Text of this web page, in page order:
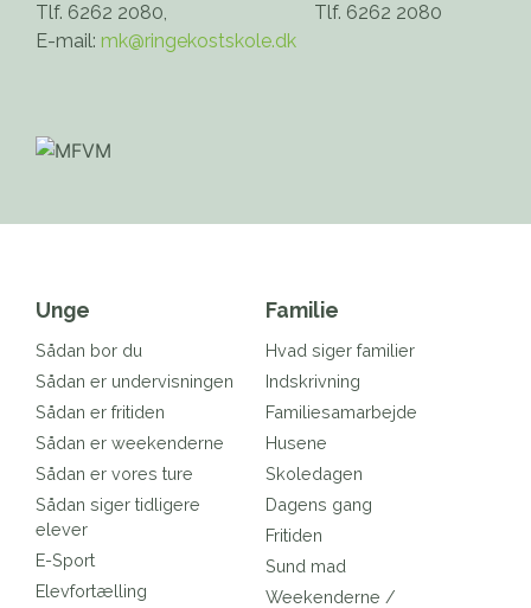
Tlf. 6262 2080,
E-mail: mk@ringekostskole.dk
Tlf. 6262 2080
Unge
Sådan bor du
Sådan er undervisningen
Sådan er fritiden
Sådan er weekenderne
Sådan er vores ture
Sådan siger tidligere
elever
E-Sport
Elevfortælling
Familie
Hvad siger familier
Indskrivning
Familiesamarbejde
Husene
Skoledagen
Dagens gang
Fritiden
Sund mad
Weekenderne /